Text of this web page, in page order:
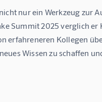
nur ein Werkzeug zur
Summit 2025 verglich er
erfahreneren Kollegen
Wissen zu schaffen